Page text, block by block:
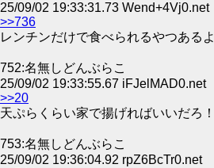
25/09/02 19:33:31.73 Wend+4Vj0.net
>>736
レンチンだけで食べられるやつあるよ
752:名無しどんぶらこ
25/09/02 19:33:55.67 iFJelMAD0.net
>>20
天ぷらくらい家で揚げればいいだろ！
753:名無しどんぶらこ
25/09/02 19:36:04.92 rpZ6BcTr0.net